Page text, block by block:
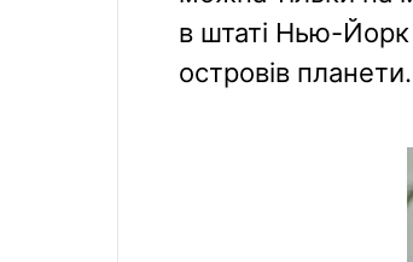
в штаті Нью-
островів планети.